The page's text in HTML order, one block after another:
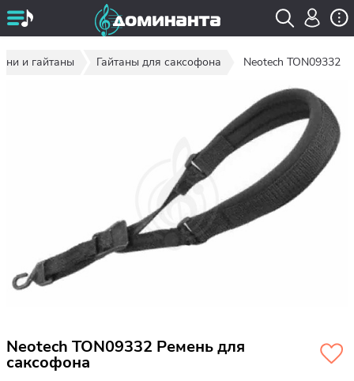
и гайтаны Гайтаны для саксофона Neotech TON09332
Neotech TON09332 Ремень для
саксофона